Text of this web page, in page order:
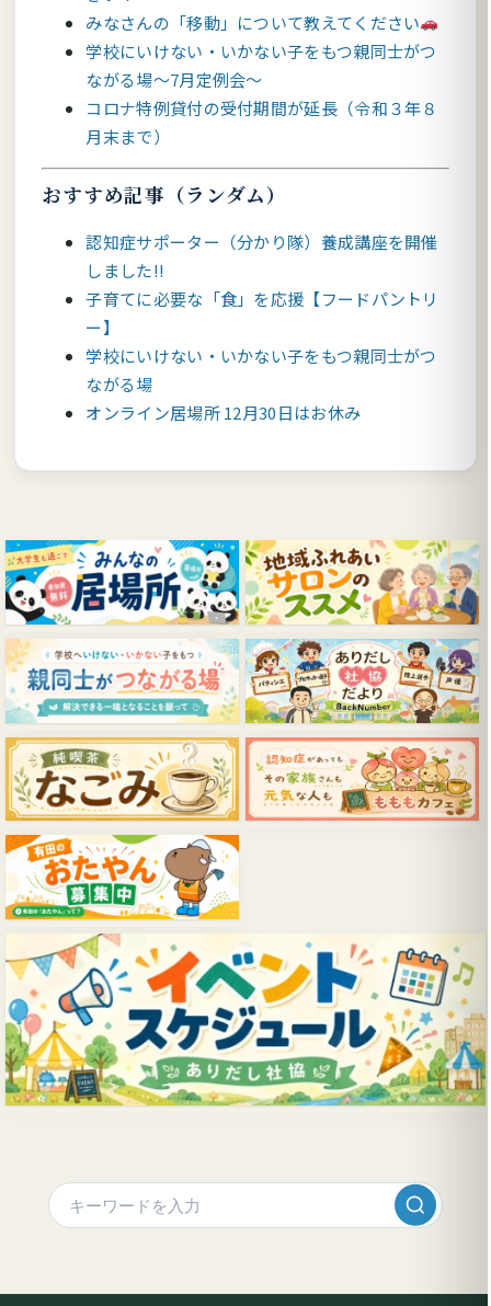
みなさんの「移動」について教えてください
学校にいけない・いかない子をもつ親同士がつ
ながる場～7月定例会～
コロナ特例貸付の受付期間が延長（令和３年８
月末まで）
おすすめ記事（ランダム）
認知症サポーター（分かり隊）養成講座を開催
しました!!
子育てに必要な「食」を応援【フードパントリ
ー】
学校にいけない・いかない子をもつ親同士がつ
ながる場
オンライン居場所 12月30日はお休み